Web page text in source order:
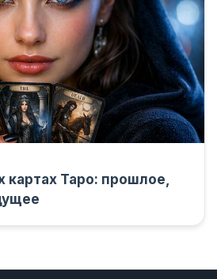
картах Таро: прошлое,